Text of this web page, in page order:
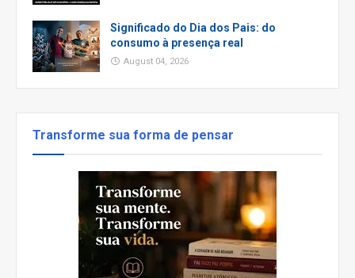
Significado do Dia dos Pais: do
consumo à presença real
August 04, 2026
Transforme sua forma de pensar